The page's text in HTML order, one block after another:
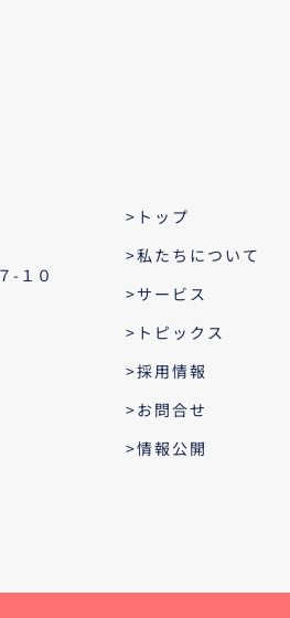
-１０
>トップ
>私たちについて
>サービス
>トピックス
>採用情報
>お問合せ
>情報公開